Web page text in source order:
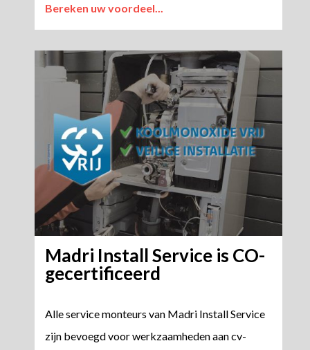
Bereken uw voordeel...
Madri Install Service is CO-
gecertificeerd
Alle service monteurs van Madri Install Service
zijn bevoegd voor werkzaamheden aan cv-